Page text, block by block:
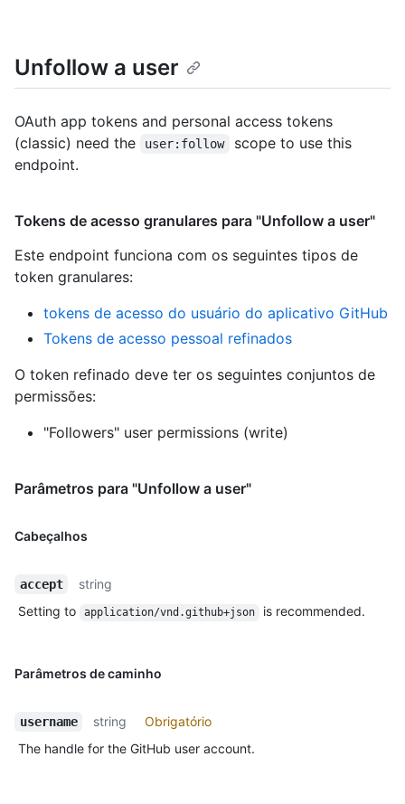
Unfollow a user
OAuth app tokens and personal access tokens
(classic) need the
user:follow
scope to use this
endpoint.
Tokens de acesso granulares para "Unfollow a user"
Este endpoint funciona com os seguintes tipos de
token granulares:
tokens de acesso do usuário do aplicativo GitHub
Tokens de acesso pessoal refinados
O token refinado deve ter os seguintes conjuntos de
permissões:
"Followers" user permissions (write)
Parâmetros para "Unfollow a user"
Cabeçalhos
accept
string
Setting to
application/vnd.github+json is recommended.
Parâmetros de caminho
username string
Obrigatório
The handle for the GitHub user account.